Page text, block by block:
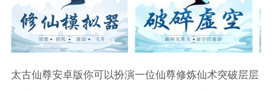
太古仙尊安卓版你可以扮演一位仙尊修炼仙术突破层层